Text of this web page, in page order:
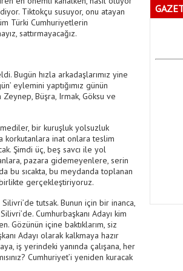
Tiktokçu susuyor, onu atayan
Türki Cumhuriyetlerin
sattırmayacağız.
Bugün hızla arkadaşlarımız yine
eylemini yaptığımız günün
Büşra, Irmak, Göksu ve
bir kuruşluk yolsuzluk
korkutanlara inat onlara teslim
Şimdi üç, beş savcı ile yol
pazara gidemeyenlere, serin
bu sıcakta, bu meydanda toplanan
gerçekleştiriyoruz.
tutsak. Bunun için bir inanca,
Cumhurbaşkanı Adayı kim
Gözünün içine baktıklarım, siz
Adayı olarak kalkmaya hazır
iş yerindeki yanında çalışana, her
Cumhuriyet’i yeniden kuracak